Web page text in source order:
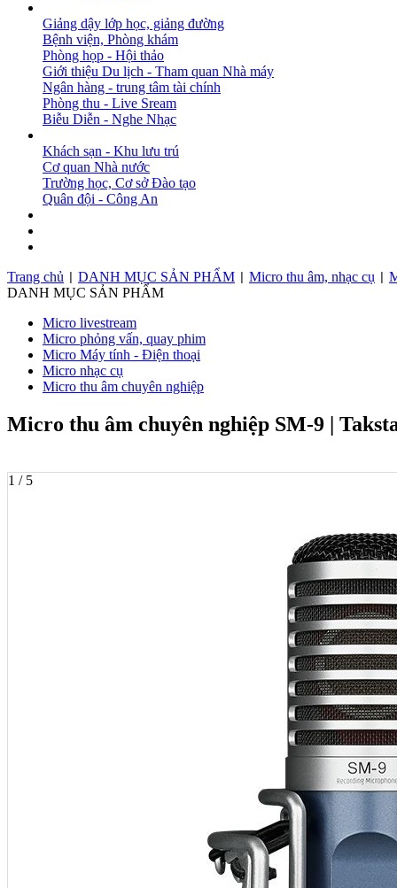
Giảng dậy lớp học, giảng đường
Bệnh viện, Phòng khám
Phòng họp - Hội thảo
Giới thiệu Du lịch - Tham quan Nhà máy
Ngân hàng - trung tâm tài chính
Phòng thu - Live Sream
Biễu Diễn - Nghe Nhạc
Khách sạn - Khu lưu trú
Cơ quan Nhà nước
Trường học, Cơ sở Đào tạo
Quân đội - Công An
Trang chủ
DANH MỤC SẢN PHẨM Micro thu âm, nhạc cụ
DANH MỤC SẢN PHẨM
Micro livestream
Micro phỏng vấn, quay phim
Micro Máy tính - Điện thoại
Micro nhạc cụ
Micro thu âm chuyên nghiệp
Micro thu âm chuyên nghiệp SM-9 |
1 / 5